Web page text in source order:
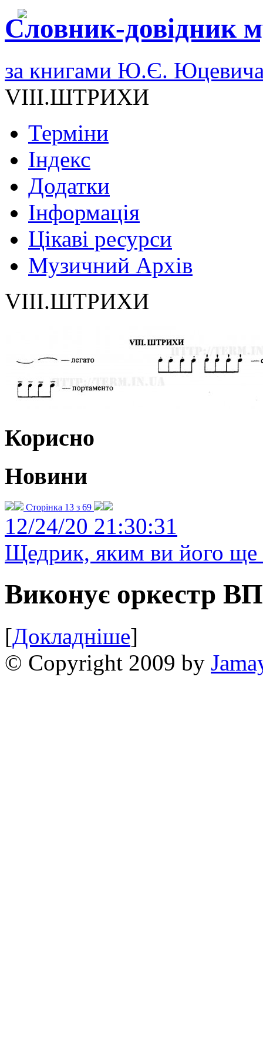
Словник-довідник
за книгами Ю.Є.
VIII.ШТРИХИ
Терміни
Індекс
Додатки
Інформація
Цікаві ресурси
Музичний Архів
VIII.ШТРИХИ
Корисно
Новини
Сторінка 13 з 69
12/24/20 21:30:31
Щедрик, яким ви його ще
Виконує оркестр
[Докладніше]
© Copyright 2009 by